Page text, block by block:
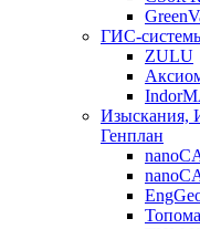
ГИС-
ZULU
Изыскания,
Генплан